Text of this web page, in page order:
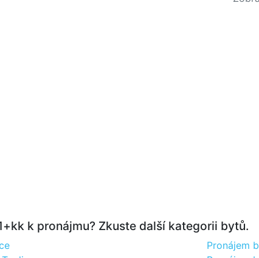
k pronájmu? Zkuste další kategorii bytů.
Pronájem